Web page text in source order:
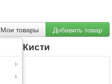
Мои товары Добавить товар
Кисти